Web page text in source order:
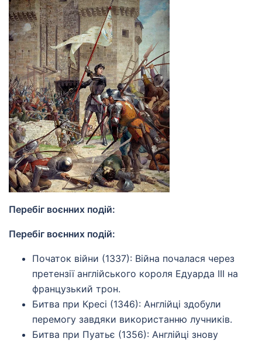
Перебіг воєнних подій:
Перебіг воєнних подій:
Початок війни (1337): Війна почалася через
претензії англійського короля Едуарда III на
французький трон.
Битва при Кресі (1346): Англійці здобули
перемогу завдяки використанню лучників.
Битва при Пуатьє (1356): Англійці знову